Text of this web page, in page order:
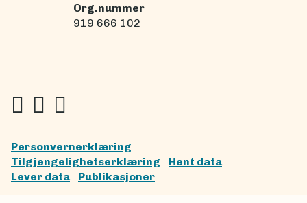
Org.nummer
919 666 102
Personvernerklæring
Tilgjengelighetserklæring
Hent data
Lever data
Publikasjoner